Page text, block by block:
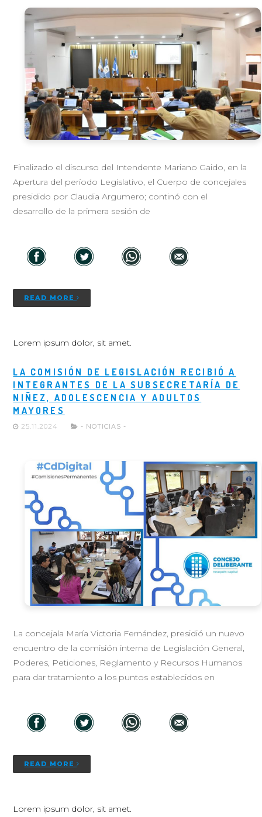
Finalizado el discurso del Intendente Mariano Gaido, en la
Apertura del período Legislativo, el Cuerpo de concejales
presidido por Claudia Argumero; continó con el
desarrollo de la primera sesión de
READ MORE
Lorem ipsum dolor, sit amet.
LA COMISIÓN DE LEGISLACIÓN RECIBIÓ A
INTEGRANTES DE LA SUBSECRETARÍA DE
NIÑEZ, ADOLESCENCIA Y ADULTOS
MAYORES
25.11.2024 - NOTICIAS -
La concejala María Victoria Fernández, presidió un nuevo
encuentro de la comisión interna de Legislación General,
Poderes, Peticiones, Reglamento y Recursos Humanos
para dar tratamiento a los puntos establecidos en
READ MORE
Lorem ipsum dolor, sit amet.